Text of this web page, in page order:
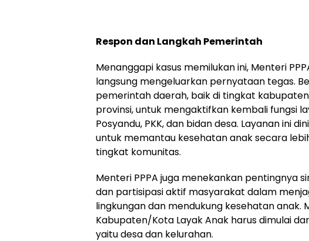
Respon dan Langkah Pemerintah
Menanggapi kasus memilukan ini, Menteri
langsung mengeluarkan pernyataan tegas.
pemerintah daerah, baik di tingkat
provinsi, untuk mengaktifkan kembali fungsi
Posyandu, PKK, dan bidan desa. Layanan ini
untuk memantau kesehatan anak secara
tingkat komunitas.
Menteri PPPA juga menekankan pentingnya
dan partisipasi aktif masyarakat dalam
lingkungan dan mendukung kesehatan anak.
Kabupaten/Kota Layak Anak harus dimulai
yaitu desa dan kelurahan.